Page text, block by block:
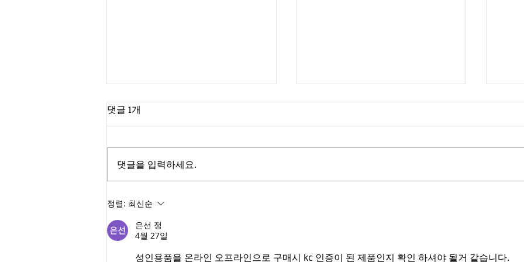
성인용품 가게 만 18세 출입 가
밀
댓글 1개
댓글을 입력하세요.
정렬: 최신순
은선 정
4월 27일
성인용품을 온라인 오프라인으로 구매시 kc 인증이 된 제품인지 확인 하셔야 될거 같습니다.